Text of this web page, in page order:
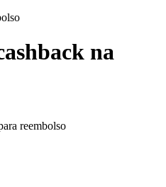
na
reembolso